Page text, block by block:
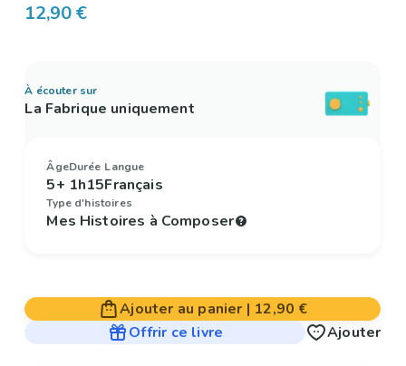
12,90 €
À écouter sur
La Fabrique uniquement
Âge
5+
Durée
1h15
Langue
Français
Type d'histoires
Mes Histoires à Composer
Ajouter au panier | 12,90 €
Offrir ce livre
Ajouter